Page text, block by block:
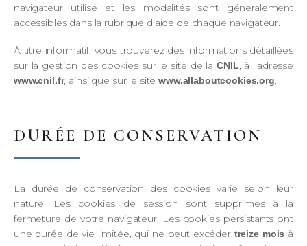
navigateur utilisé et les modalités sont généralement
accessibles dans la rubrique d'aide de chaque navigateur.
À titre informatif, vous trouverez des informations détaillées
sur la gestion des cookies sur le site de laCNIL, à l'adresse
www.cnil.fr, ainsi que sur le sitewww.allaboutcookies.org.
DURÉE DE CONSERVATION
La durée de conservation des cookies varie selon leur
nature. Les cookies de session sont supprimés à la
fermeture de votre navigateur. Les cookies persistants ont
une durée de vie limitée, qui ne peut excéder treize mois à